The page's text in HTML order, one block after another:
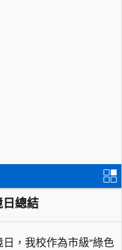
日總結
，我校作為市級“綠色